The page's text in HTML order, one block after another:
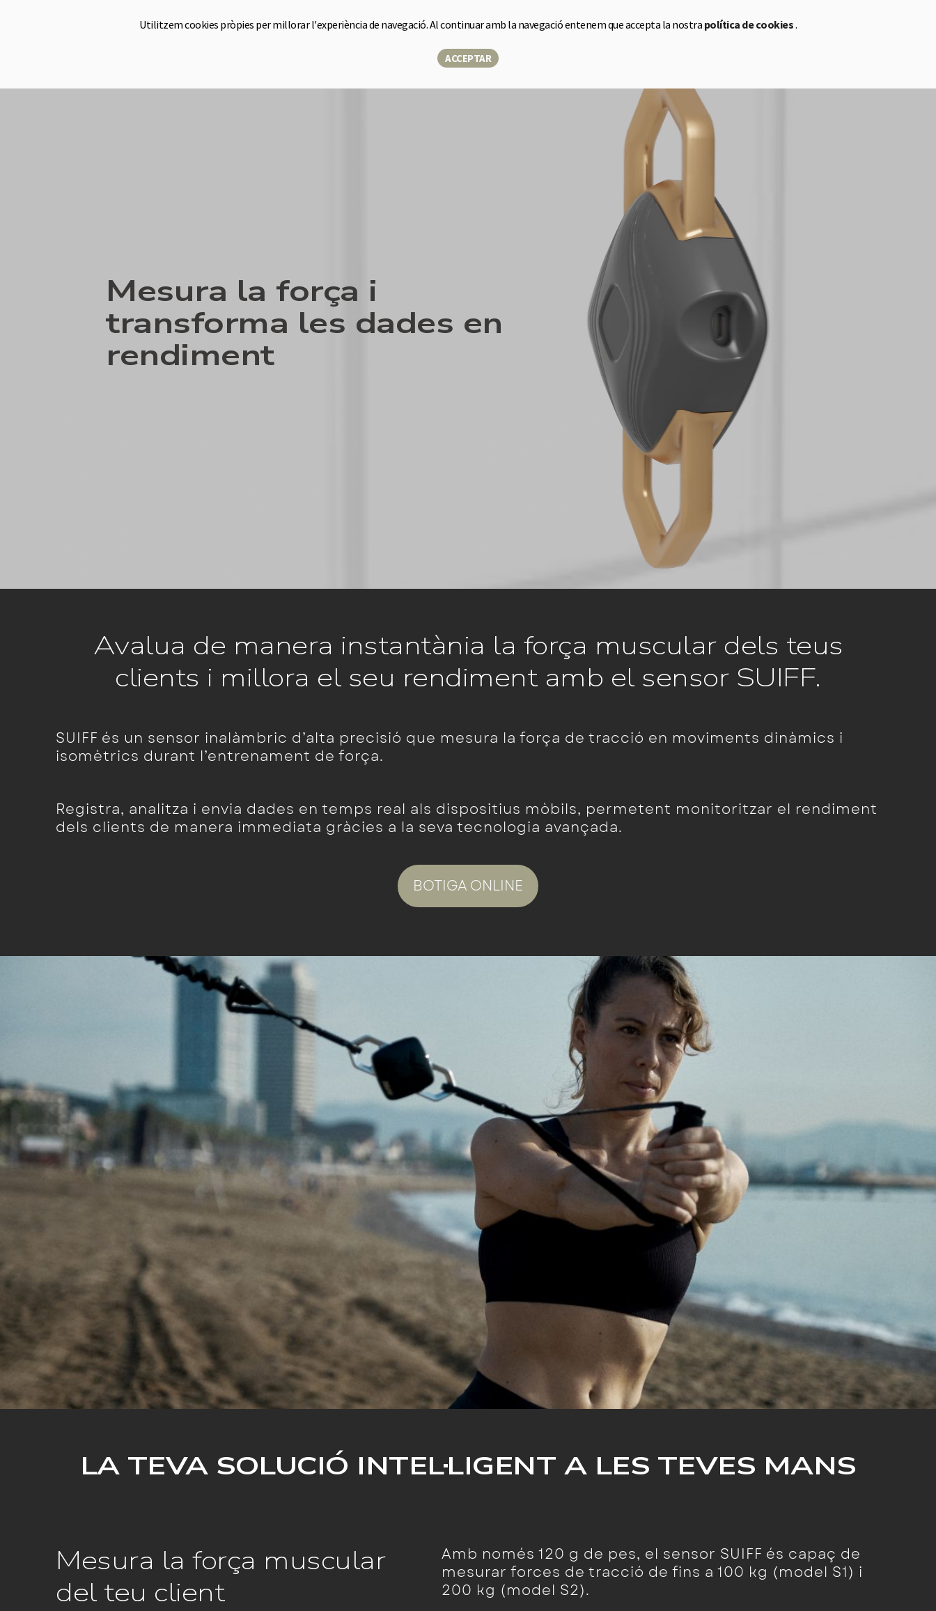
Utilitzem cookies pròpies per millorar l'experiència de navegació. Al continuar amb la navegació entenem que accepta la nostra política de cookies.
ACCEPTAR
Home Sensor Solucions ▾ Sobre nosaltres Blog Botiga CA EN ES
Mesura la força i
transforma les dades en
rendiment
Avalua de manera instantània la força muscular dels teus
clients i millora el seu rendiment amb el sensor SUIFF.
SUIFF és un sensor inalàmbric d’alta precisió que mesura la força de tracció en moviments dinàmics i
isomètrics durant l’entrenament de força.
Registra, analitza i envia dades en temps real als dispositius mòbils, permetent monitoritzar el rendiment
dels clients de manera immediata gràcies a la seva tecnologia avançada.
BOTIGA ONLINE
LA TEVA SOLUCIÓ INTEL·LIGENT A LES TEVES MANS
Mesura la força muscular
del teu client
Amb només 120 g de pes, el sensor SUIFF és capaç de
mesurar forces de tracció de fins a 100 kg (model S1) i
200 kg (model S2).